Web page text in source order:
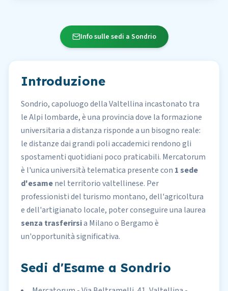
Info sulle sedi a Sondrio
Introduzione
Sondrio, capoluogo della Valtellina incastonato tra
le Alpi lombarde, è una provincia dove la formazione
universitaria a distanza risponde a un bisogno reale:
le distanze dai grandi poli accademici rendono gli
spostamenti quotidiani poco praticabili. Mercatorum
è l'unica università telematica presente con 1 sede
d'esamenel territorio valtellinese. Per
professionisti del turismo montano, dell'agricoltura
e dell'artigianato locale, poter conseguire una laurea
senza trasferirsia Milano o Bergamo è
un'opportunità significativa.
Sedi d'Esame a Sondrio